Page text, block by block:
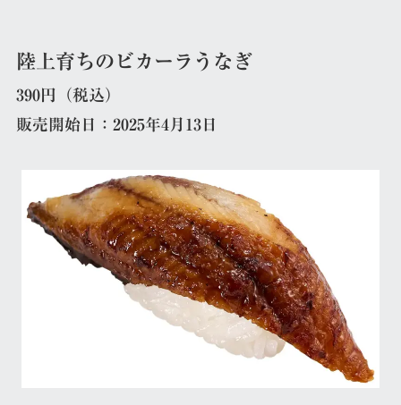
陸上育ちのビカーラうなぎ
390円（税込）
販売開始日：2025年4月13日